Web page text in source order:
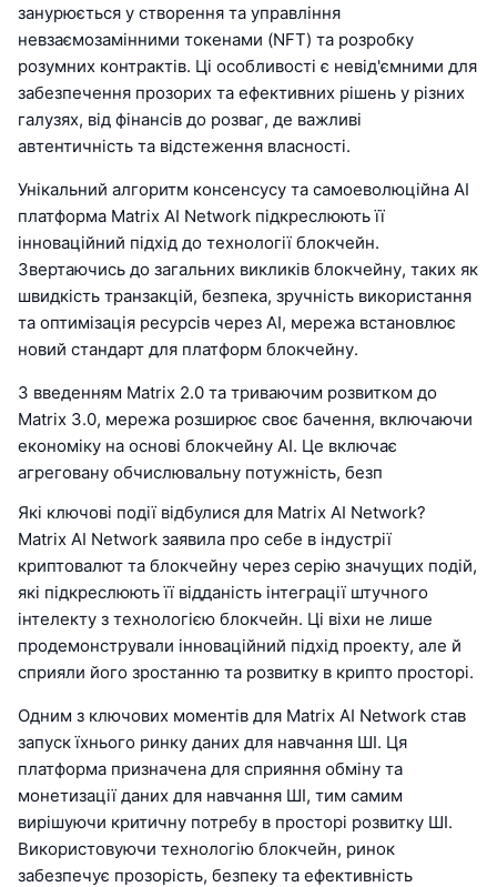
занурюється у створення та управління
невзаємозамінними токенами (NFT) та розробку
розумних контрактів. Ці особливості є невід'ємними для
забезпечення прозорих та ефективних рішень у різних
галузях, від фінансів до розваг, де важливі
автентичність та відстеження власності.
Унікальний алгоритм консенсусу та самоеволюційна AI
платформа Matrix AI Network підкреслюють її
інноваційний підхід до технології блокчейн.
Звертаючись до загальних викликів блокчейну, таких як
швидкість транзакцій, безпека, зручність використання
та оптимізація ресурсів через AI, мережа встановлює
новий стандарт для платформ блокчейну.
З введенням Matrix 2.0 та триваючим розвитком до
Matrix 3.0, мережа розширює своє бачення, включаючи
економіку на основі блокчейну AI. Це включає
агреговану обчислювальну потужність, безп
Які ключові події відбулися для Matrix AI Network?
Matrix AI Network заявила про себе в індустрії
криптовалют та блокчейну через серію значущих подій,
які підкреслюють її відданість інтеграції штучного
інтелекту з технологією блокчейн. Ці віхи не лише
продемонстрували інноваційний підхід проекту, але й
сприяли його зростанню та розвитку в крипто просторі.
Одним з ключових моментів для Matrix AI Network став
запуск їхнього ринку даних для навчання ШІ. Ця
платформа призначена для сприяння обміну та
монетизації даних для навчання ШІ, тим самим
вирішуючи критичну потребу в просторі розвитку ШІ.
Використовуючи технологію блокчейн, ринок
забезпечує прозорість, безпеку та ефективність